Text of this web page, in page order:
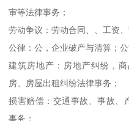
审等法律事务；
劳动争议：劳动合同、、工
公律：公，企业破产与清算
建筑房地产：房地产纠纷，
房、房屋出租纠纷法律事务
损害赔偿：交通事故、事故、
事务；